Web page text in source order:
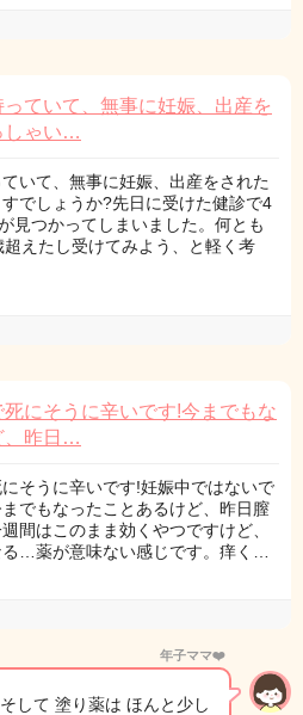
ていて、無事に妊娠、出産を
しゃい…
いて、無事に妊娠、出産をされた
でしょうか?先日に受けた健診で4
見つかってしまいました。何とも
えたし受けてみよう、と軽く考
にそうに辛いです!今までもな
、昨日…
そうに辛いです!妊娠中ではないで
でもなったことあるけど、昨日膣
間はこのまま効くやつですけど、
…薬が意味ない感じです。痒く…
年子ママ❤️
して 塗り薬は ほんと少し